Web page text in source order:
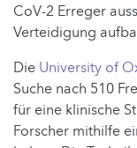
CoV-2 Erreger
Verteidigung
Die University of
Suche nach 510
für eine klinische
Forscher mithilfe